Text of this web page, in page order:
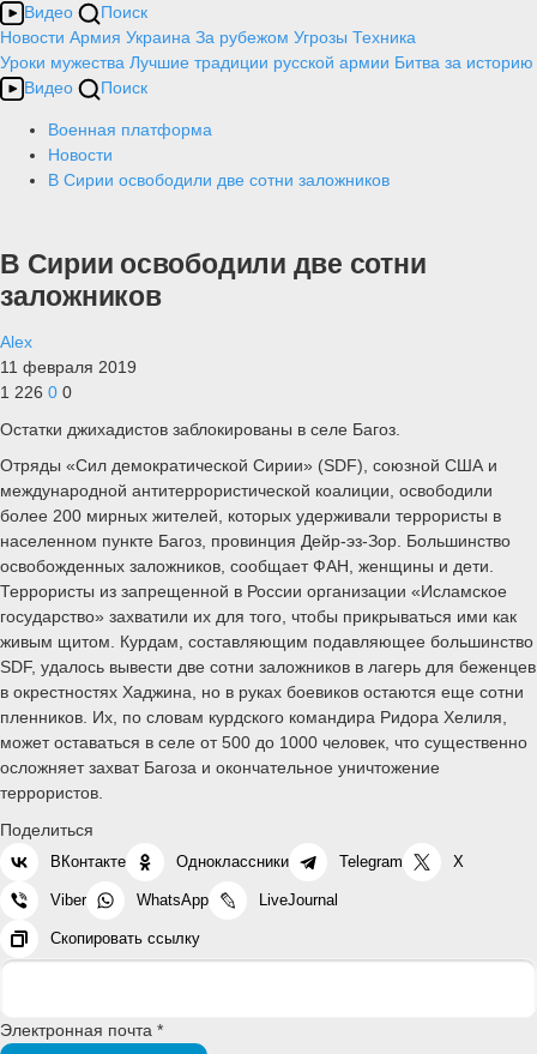
Видео
Поиск
Новости Армия Украина За рубежом Угрозы Техника
Уроки мужества Лучшие традиции русской армии Битва за историю
Видео
Поиск
Военная платформа
Новости
В Сирии освободили две сотни заложников
В Сирии освободили две сотни
заложников
Alex
11 февраля 2019
1 226 0 0
Остатки джихадистов заблокированы в селе Багоз.
Отряды «Сил демократической Сирии» (SDF), союзной США и
международной антитеррористической коалиции, освободили
более 200 мирных жителей, которых удерживали террористы в
населенном пункте Багоз, провинция Дейр-эз-Зор. Большинство
освобожденных заложников, сообщает ФАН, женщины и дети.
Террористы из запрещенной в России организации «Исламское
государство» захватили их для того, чтобы прикрываться ими как
живым щитом. Курдам, составляющим подавляющее большинство
SDF, удалось вывести две сотни заложников в лагерь для беженцев
в окрестностях Хаджина, но в руках боевиков остаются еще сотни
пленников. Их, по словам курдского командира Ридора Хелиля,
может оставаться в селе от 500 до 1000 человек, что существенно
осложняет захват Багоза и окончательное уничтожение
террористов.
Поделиться
ВКонтакте Одноклассники Telegram X
Viber WhatsApp LiveJournal
Скопировать ссылку
Электронная почта *